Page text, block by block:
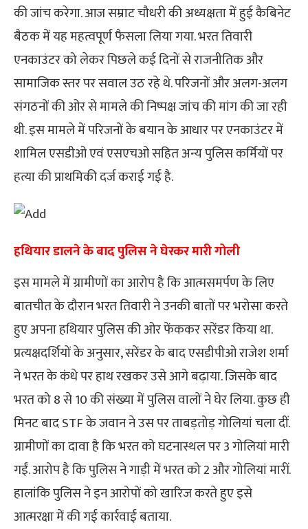
की जांच करेगा. आज सम्राट चौधरी की अध्यक्षता में हुई कैबिनेट
बैठक में यह महत्वपूर्ण फैसला लिया गया. भरत तिवारी
एनकाउंटर को लेकर पिछले कई दिनों से राजनीतिक और
सामाजिक स्तर पर सवाल उठ रहे थे. परिजनों और अलग-अलग
संगठनों की ओर से मामले की निष्पक्ष जांच की मांग की जा रही
थी. इस मामले में परिजनों के बयान के आधार पर एनकाउंटर में
शामिल एसडीओ एवं एसएचओ सहित अन्य पुलिस कर्मियों पर
हत्या की प्राथमिकी दर्ज कराई गई है.
हथियार डालने के बाद पुलिस ने घेरकर मारी गोली
इस मामले में ग्रामीणों का आरोप है कि आत्मसमर्पण के लिए
बातचीत के दौरान भरत तिवारी ने उनकी बातों पर भरोसा करते
हुए अपना हथियार पुलिस की ओर फेंककर सरेंडर किया था.
प्रत्यक्षदर्शियों के अनुसार, सरेंडर के बाद एसडीपीओ राजेश शर्मा
ने भरत के कंधे पर हाथ रखकर उसे आगे बढ़ाया. जिसके बाद
भरत को 8 से 10 की संख्या में पुलिस वालों ने घेर लिया. कुछ ही
मिनट बाद STF के जवान ने उस पर ताबड़तोड़ गोलियां चला दीं.
ग्रामीणों का दावा है कि भरत को घटनास्थल पर 3 गोलियां मारी
गईं. आरोप है कि पुलिस ने गाड़ी में भरत को 2 और गोलियां मारीं.
हालांकि पुलिस ने इन आरोपों को खारिज करते हुए इसे
आत्मरक्षा में की गई कार्रवाई बताया.